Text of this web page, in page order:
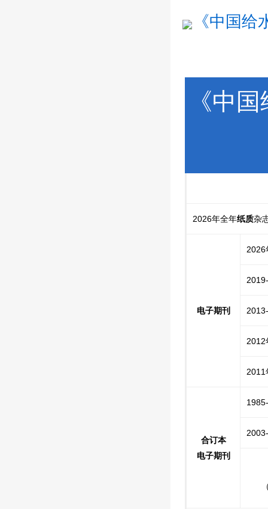
《中国
《中
2026年全年纸质杂
电子期刊
2026
2012
2011
合订本
电子期刊